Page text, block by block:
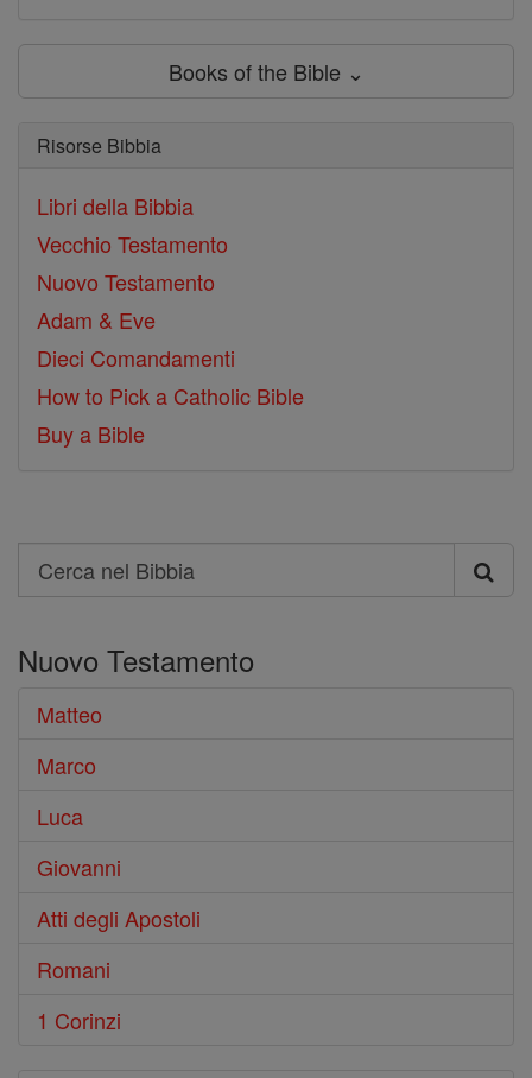
Books of the Bible ⌄
Risorse Bibbia
Libri della Bibbia
Vecchio Testamento
Nuovo Testamento
Adam & Eve
Dieci Comandamenti
How to Pick a Catholic Bible
Buy a Bible
Search
Cerca
Bibbia
Nuovo Testamento
Matteo
Marco
Luca
Giovanni
Atti degli Apostoli
Romani
1 Corinzi